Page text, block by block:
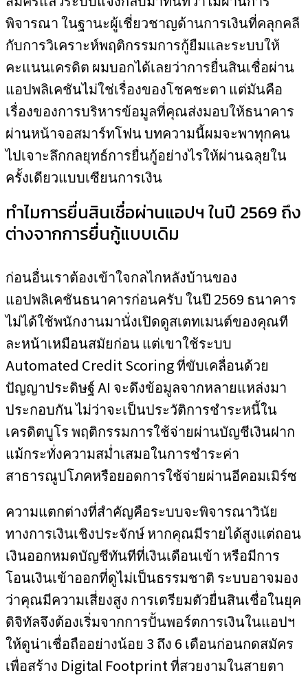
พิจารณา ในฐานะผู้เชี่ยวชาญด้านการเงินที่คลุกคลี
กับการวิเคราะห์พฤติกรรมการกู้ยืมและระบบให้
คะแนนเครดิต ผมบอกได้เลยว่าการยื่นสินเชื่อผ่าน
แอปพลิเคชันไม่ใช่เรื่องของโชคชะตา แต่มันคือ
เรื่องของการบริหารข้อมูลที่คุณส่งมอบให้ธนาคาร
ผ่านหน้าจอสมาร์ทโฟน บทความนี้ผมจะพาทุกคน
ไปเจาะลึกกลยุทธ์การยื่นกู้อย่างไรให้ผ่านฉลุยใน
ครั้งเดียวแบบเซียนการเงิน
ทำไมการยื่นสินเชื่อผ่านแอปฯ ในปี 2569 ถึง
ต่างจากการยื่นกู้แบบเดิม
ก่อนอื่นเราต้องเข้าใจกลไกหลังบ้านของ
แอปพลิเคชันธนาคารก่อนครับ ในปี 2569 ธนาคาร
ไม่ได้ใช้พนักงานมานั่งเปิดดูสเตทเมนต์ของคุณที
ละหน้าเหมือนสมัยก่อน แต่เขาใช้ระบบ
Automated Credit Scoring ที่ขับเคลื่อนด้วย
ปัญญาประดิษฐ์ AI จะดึงข้อมูลจากหลายแหล่งมา
ประกอบกัน ไม่ว่าจะเป็นประวัติการชำระหนี้ใน
เครดิตบูโร พฤติกรรมการใช้จ่ายผ่านบัญชีเงินฝาก
แม้กระทั่งความสม่ำเสมอในการชำระค่า
สาธารณูปโภคหรือยอดการใช้จ่ายผ่านอีคอมเมิร์ซ
ความแตกต่างที่สำคัญคือระบบจะพิจารณาวินัย
ทางการเงินเชิงประจักษ์ หากคุณมีรายได้สูงแต่ถอน
เงินออกหมดบัญชีทันทีที่เงินเดือนเข้า หรือมีการ
โอนเงินเข้าออกที่ดูไม่เป็นธรรมชาติ ระบบอาจมอง
ว่าคุณมีความเสี่ยงสูง การเตรียมตัวยื่นสินเชื่อในยุค
ดิจิทัลจึงต้องเริ่มจากการปั้นพอร์ตการเงินในแอปฯ
ให้ดูน่าเชื่อถืออย่างน้อย 3 ถึง 6 เดือนก่อนกดสมัคร
เพื่อสร้าง Digital Footprint ที่สวยงามในสายตา